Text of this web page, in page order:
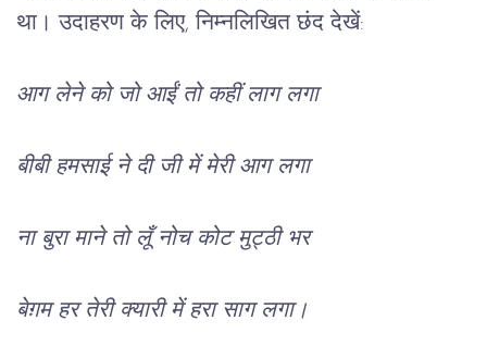
था। उदाहरण के लिए, निम्नलिखित छंद देखें:
आग लेने को जो आईं तो कहीं लाग लगा
बीबी हमसाई ने दी जी में मेरी आग लगा
ना बुरा माने तो लूँ नोच कोट मुट्ठी भर
बेग़म हर तेरी क्यारी में हरा साग लगा।